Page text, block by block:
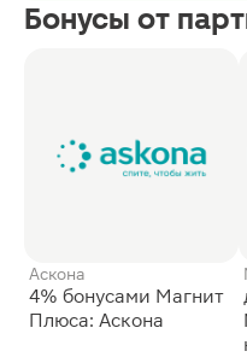
Бонусы от
Аскона
4% бонусами Магнит
Плюса: Аскона